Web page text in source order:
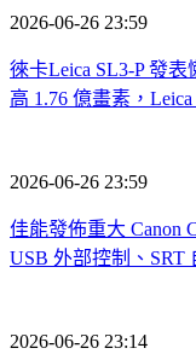
2026-06-26 23:59
徠卡Leica SL3-P 發表
高 1.76 億畫素，
2026-06-26 23:59
佳能發佈重大 Canon
USB 外部控制、SRT
2026-06-26 23:14